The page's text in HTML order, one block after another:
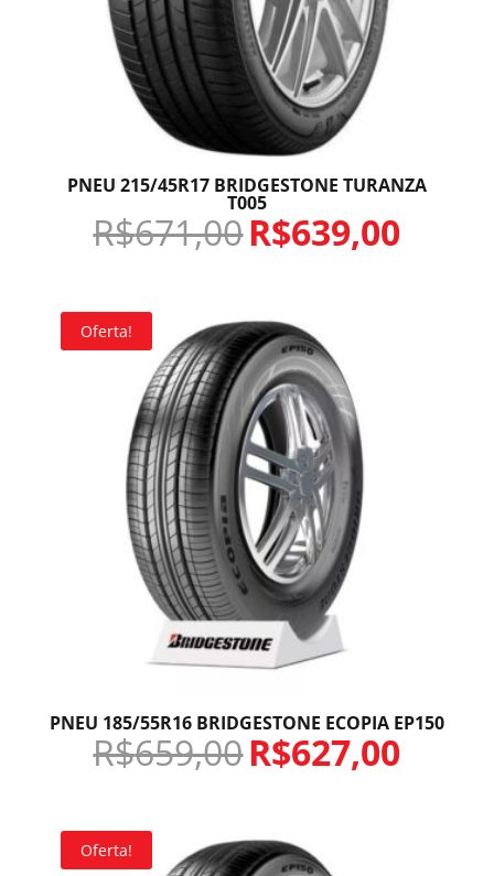
PNEU 215/45R17 BRIDGESTONE TURANZA
T005
R$671,00R$639,00
Oferta!
PNEU 185/55R16 BRIDGESTONE ECOPIA EP150
R$659,00R$627,00
Oferta!